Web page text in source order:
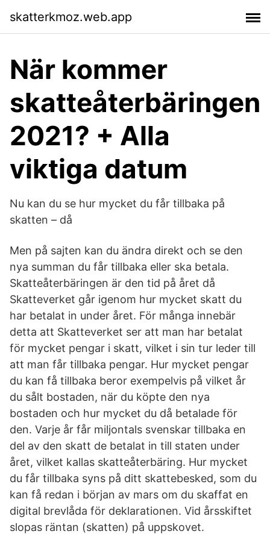
skatterkmoz.web.app
När kommer
skatteåterbäringen
2021? + Alla
viktiga datum
Nu kan du se hur mycket du får tillbaka på
skatten – då
Men på sajten kan du ändra direkt och se den
nya summan du får tillbaka eller ska betala.
Skatteåterbäringen är den tid på året då
Skatteverket går igenom hur mycket skatt du
har betalat in under året. För många innebär
detta att Skatteverket ser att man har betalat
för mycket pengar i skatt, vilket i sin tur leder till
att man får tillbaka pengar. Hur mycket pengar
du kan få tillbaka beror exempelvis på vilket år
du sålt bostaden, när du köpte den nya
bostaden och hur mycket du då betalade för
den. Varje år får miljontals svenskar tillbaka en
del av den skatt de betalat in till staten under
året, vilket kallas skatteåterbäring. Hur mycket
du får tillbaka syns på ditt skattebesked, som du
kan få redan i början av mars om du skaffat en
digital brevlåda för deklarationen. Vid årsskiftet
slopas räntan (skatten) på uppskovet.